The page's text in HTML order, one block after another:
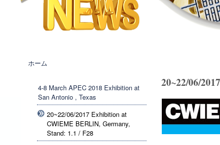
ホーム
20~22/06/
4-8 March APEC 2018 Exhibition at
San Antonio , Texas
20~22/06/2017 Exhibition at
CWIEME BERLIN, Germany,
Stand: 1.1 / F28